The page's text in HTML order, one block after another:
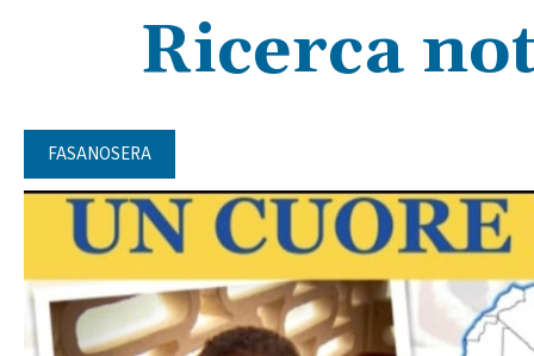
Ricerca
FASANOSERA